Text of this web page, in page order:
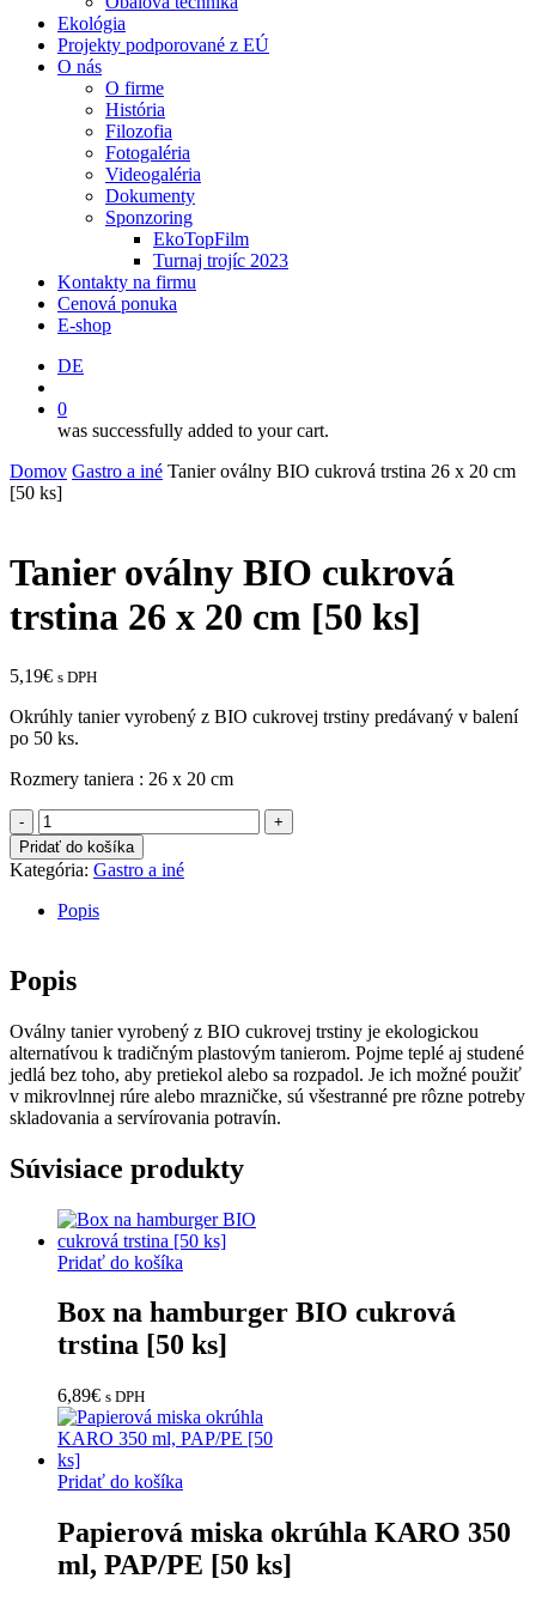
Ekológia
Projekty podporované z EÚ
O nás
O firme
História
Filozofia
Fotogaléria
Videogaléria
Dokumenty
Sponzoring
EkoTopFilm
Turnaj trojíc 2023
Kontakty na firmu
Cenová ponuka
E-shop
DE
0
was successfully added to your cart.
Domov Gastro a iné Tanier oválny BIO cukrová trstina 26 x 20 cm
[50 ks]
Tanier oválny BIO cukrová
trstina 26 x 20 cm [50 ks]
5,19€ s DPH
Okrúhly tanier vyrobený z BIO cukrovej trstiny predávaný v balení
po 50 ks.
Rozmery taniera : 26 x 20 cm
množstvo
Tanier
oválny
BIO
cukrová
trstina
20
[50
ks]
Pridať do košíka
Kategória: Gastro a iné
Popis
Popis
Oválny tanier vyrobený z BIO cukrovej trstiny je ekologickou
alternatívou k tradičným plastovým tanierom. Pojme teplé aj studené
jedlá bez toho, aby pretiekol alebo sa rozpadol. Je ich možné použiť
v mikrovlnnej rúre alebo mrazničke, sú všestranné pre rôzne potreby
skladovania a servírovania potravín.
Súvisiace produkty
Pridať do košíka
Box na hamburger BIO cukrová
trstina [50 ks]
6,89€ s DPH
Pridať do košíka
Papierová miska okrúhla KARO 350
ml, PAP/PE [50 ks]